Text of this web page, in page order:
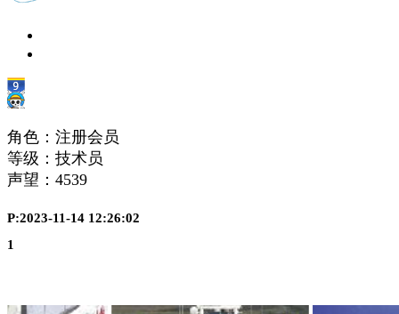
角色：注册会员
等级：技术员
声望： 4539
P:2023-11-14 12:26:02
1